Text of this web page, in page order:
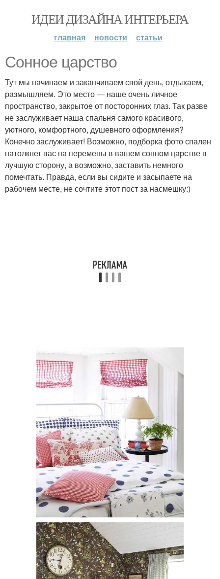
ИДЕИ ДИЗАЙНА ИНТЕРЬЕРА
главная новости статьи
Сонное царство
Тут мы начинаем и заканчиваем свой день, отдыхаем,
размышляем. Это место — наше очень личное
пространство, закрытое от посторонних глаз. Так разве
не заслуживает наша спальня самого красивого,
уютного, комфортного, душевного оформления?
Конечно заслуживает! Возможно, подборка фото спален
натолкнет вас на перемены в вашем сонном царстве в
лучшую сторону, а возможно, заставить немного
помечтать. Правда, если вы сидите и засыпаете на
рабочем месте, не сочтите этот пост за насмешку:)